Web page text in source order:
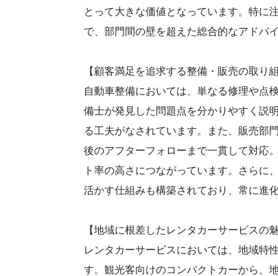
とって大きな価値となっています。特に
で、部門間の壁を超えた総合的なアドバ
【顧客満足を追求する整備・販売の取り組
自動車整備においては、単なる修理や点
備士が発見した問題点を分かりやすく説
る工夫がなされています。また、販売部
後のアフターフォローまで一貫して対応
ト率の高さにつながっています。さらに
活かす仕組みも構築されており、常に進
【地域に根差したレンタカーサービスの魅
レンタカーサービスにおいては、地域特
す。観光客向けのコンパクトカーから、